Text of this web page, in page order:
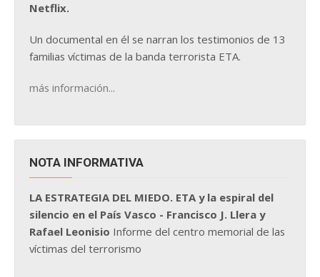
Netflix.
Un documental en él se narran los testimonios de 13
familias víctimas de la banda terrorista ETA.
más información...
NOTA INFORMATIVA
LA ESTRATEGIA DEL MIEDO. ETA y la espiral del
silencio en el País Vasco - Francisco J. Llera y
Rafael Leonisio Informe del centro memorial de las
víctimas del terrorismo